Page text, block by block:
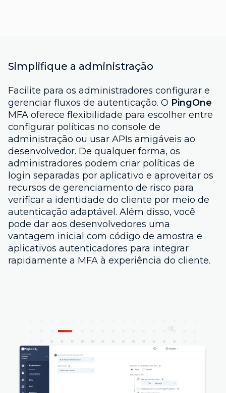
Simplifique a administração
Facilite para os administradores configurar e
gerenciar fluxos de autenticação. O PingOne
MFA oferece flexibilidade para escolher entre
configurar políticas no console de
administração ou usar APIs amigáveis ao
desenvolvedor. De qualquer forma, os
administradores podem criar políticas de
login separadas por aplicativo e aproveitar os
recursos de gerenciamento de risco para
verificar a identidade do cliente por meio de
autenticação adaptável. Além disso, você
pode dar aos desenvolvedores uma
vantagem inicial com código de amostra e
aplicativos autenticadores para integrar
rapidamente a MFA à experiência do cliente.